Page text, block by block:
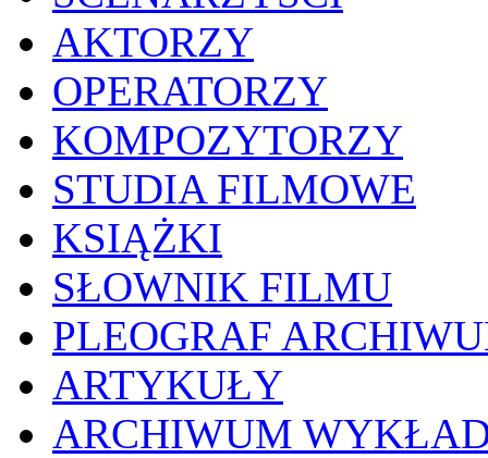
AKTORZY
OPERATORZY
KOMPOZYTORZY
STUDIA FILMOWE
KSIĄŻKI
SŁOWNIK FILMU
PLEOGRAF
ARTYKUŁY
ARCHIWUM